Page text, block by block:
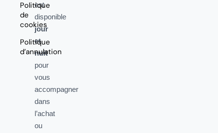
Politique
de
cookies
Politique
d’annulation
est
disponible
jour
et
nuit
pour
vous
accompagner
dans
l’achat
ou